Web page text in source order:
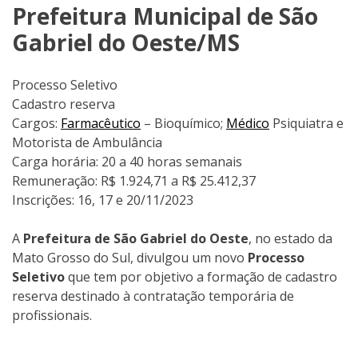
Prefeitura Municipal de São
Gabriel do Oeste/MS
Processo Seletivo
Cadastro reserva
Cargos: Farmacêutico – Bioquímico; Médico Psiquiatra e
Motorista de Ambulância
Carga horária: 20 a 40 horas semanais
Remuneração: R$ 1.924,71 a R$ 25.412,37
Inscrições: 16, 17 e 20/11/2023
A Prefeitura de São Gabriel do Oeste, no estado da
Mato Grosso do Sul, divulgou um novo Processo
Seletivoque tem por objetivo a formação de cadastro
reserva destinado à contratação temporária de
profissionais.